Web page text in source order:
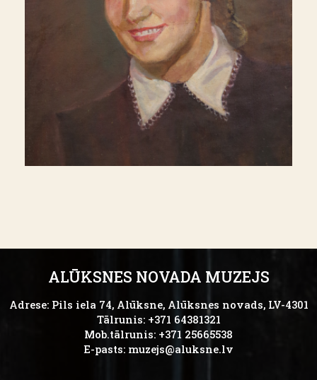
ALŪKSNES NOVADA MUZEJS
Adrese: Pils iela 74, Alūksne, Alūksnes novads, LV-4301
Tālrunis: +371 64381321
Mob.tālrunis: +371 25665538
E-pasts: muzejs@aluksne.lv